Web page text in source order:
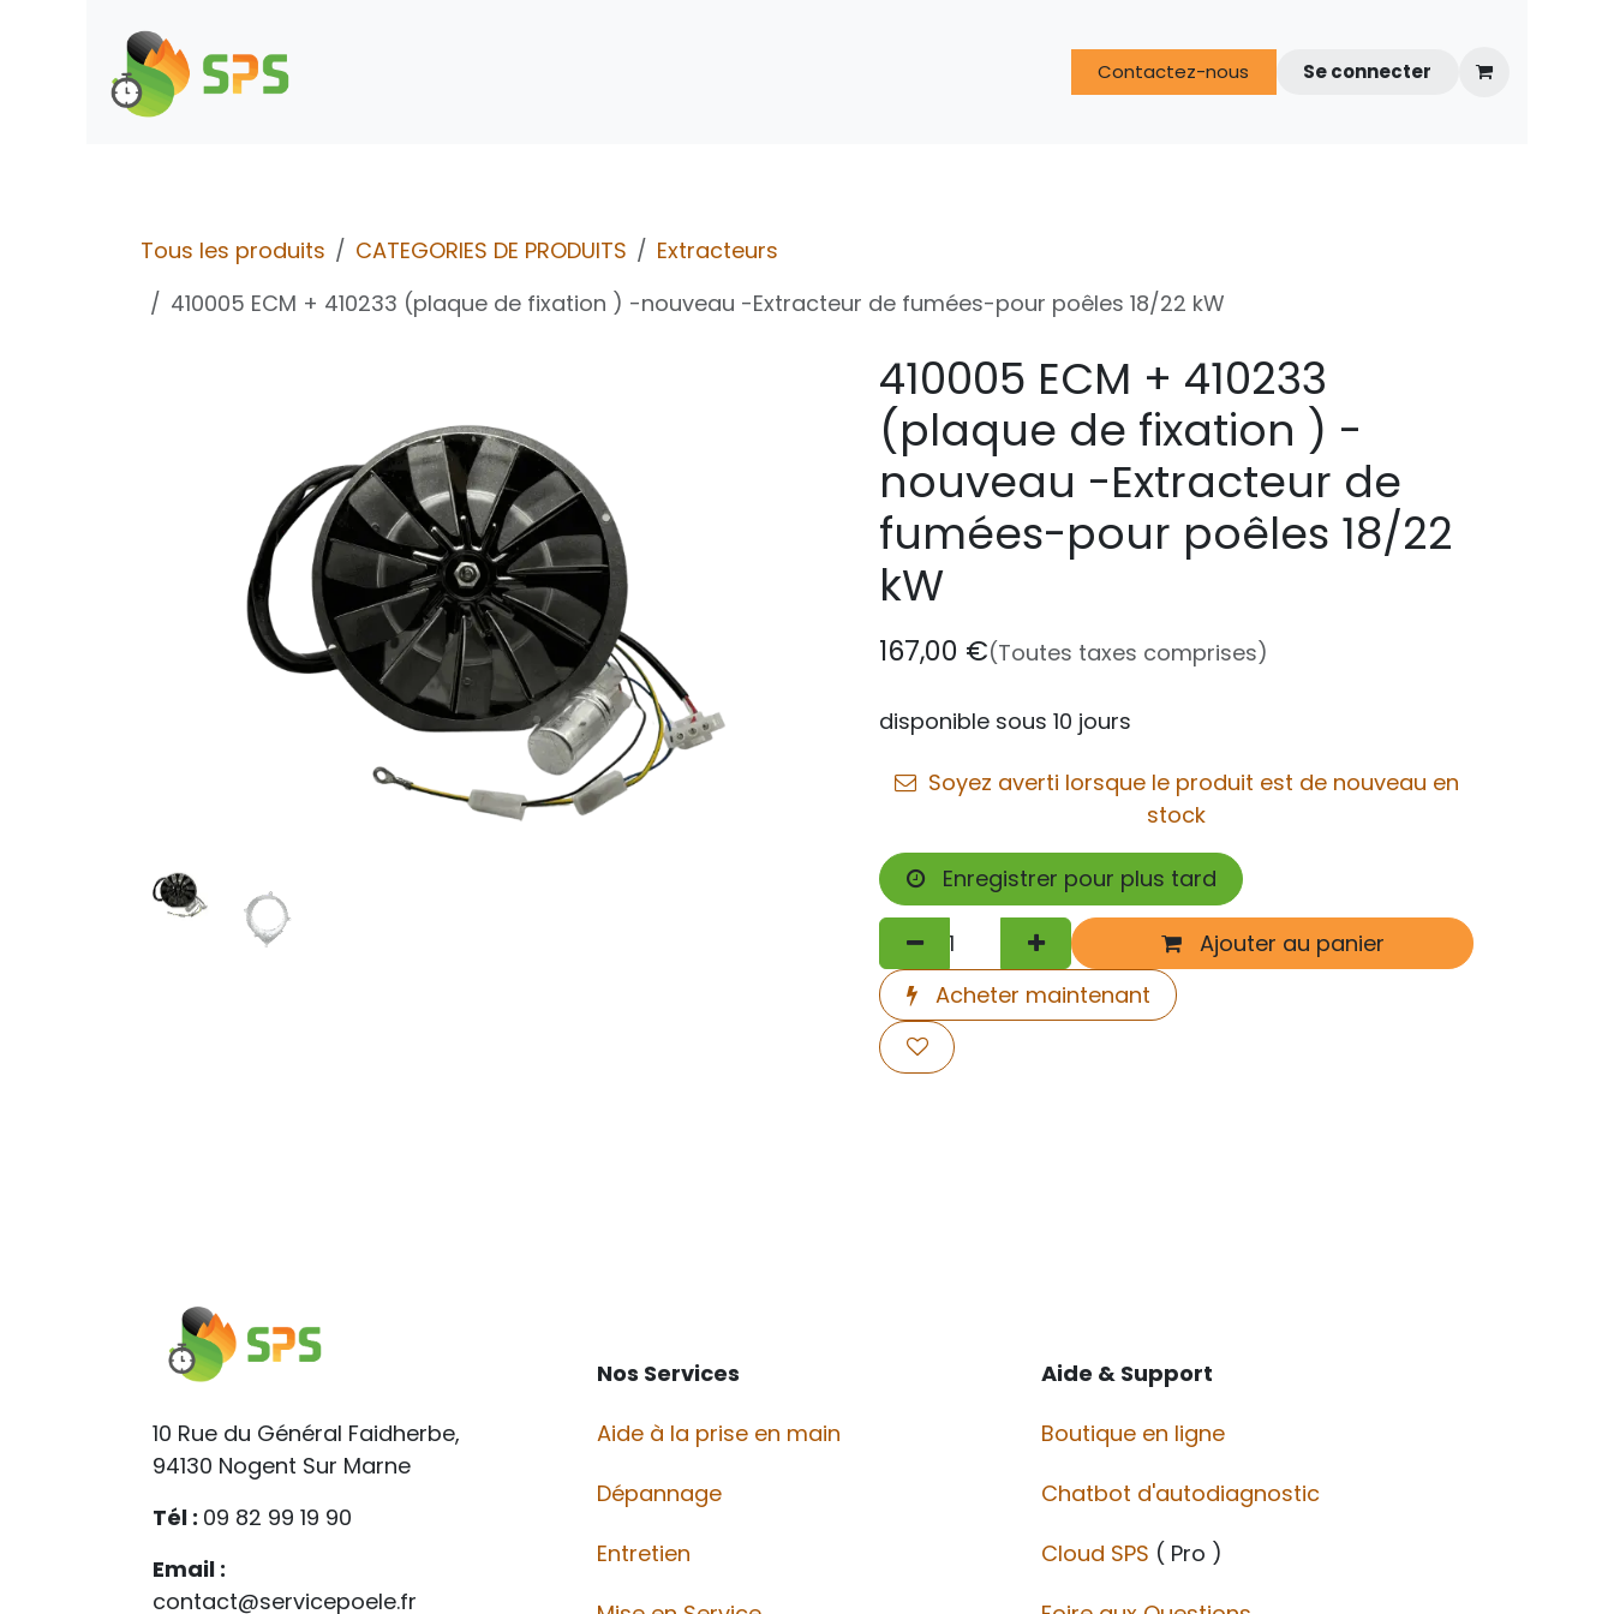
FAQ Espace techniciens
Contactez-nous Se connecter
Tous les produits CATEGORIES DE PRODUITS
Extracteurs
410005 ECM + 410233 (plaque de fixation ) -nouveau -Extracteur de fumées-pour poêles 18/22 kW
410005 ECM + 410233
(plaque de fixation ) -
nouveau -Extracteur de
fumées-pour poêles 18/22
kW
167,00 €(Toutes taxes comprises)
disponible sous 10 jours
Soyez averti lorsque le produit est de nouveau en
stock
Enregistrer pour plus tard
Ajouter au panier
Acheter maintenant
Aide & Support
Aide à la prise en main
Dépannage
Entretien
Nos Services
Boutique en ligne
Chatbot d'autodiagnostic
Cloud SPS ( Pro )
10 Rue du Général Faidherbe,
94130 Nogent Sur Marne
Tél : 09 82 99 19 90
Email :
contact@servicepoele.fr